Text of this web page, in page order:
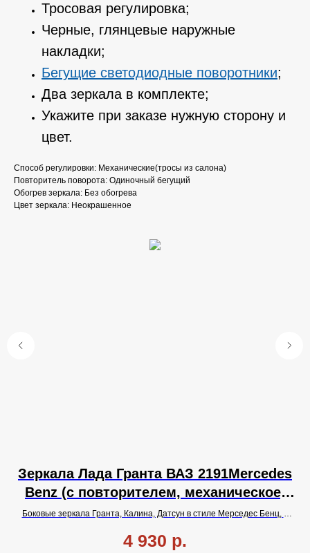
Тросовая регулировка;
Черные, глянцевые наружные
накладки;
Бегущие светодиодные поворотники;
Два зеркала в комплекте;
Укажите при заказе нужную сторону и
цвет.
Способ регулировки: Механические(тросы из салона)
Повторитель поворота: Одиночный бегущий
Обогрев зеркала: Без обогрева
Цвет зеркала: Неокрашенное
Зеркала Лада Гранта ВАЗ 2191Mercedes
Benz (с повторителем, механическое,
Вежливая подсветка).
Боковые зеркала Гранта, Калина, Датсун в стиле Мерседес Бенц, с
вежливой подсветкой.
4 930 р.